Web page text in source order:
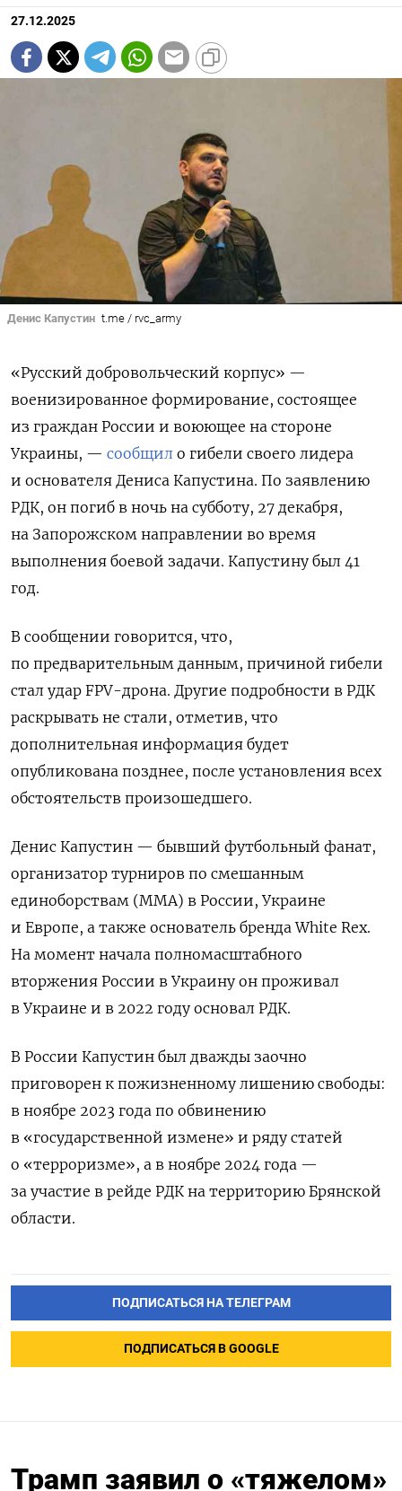
27.12.2025
Денис Капустин t.me / rvc_army
«Русский добровольческий корпус» —
военизированное формирование, состоящее
из граждан России и воюющее на стороне
Украины, — сообщил о гибели своего лидера
и основателя Дениса Капустина. По заявлению
РДК, он погиб в ночь на субботу, 27 декабря,
на Запорожском направлении во время
выполнения боевой задачи. Капустину был 41
год.
В сообщении говорится, что,
по предварительным данным, причиной гибели
стал удар FPV-дрона. Другие подробности в РДК
раскрывать не стали, отметив, что
дополнительная информация будет
опубликована позднее, после установления всех
обстоятельств произошедшего.
Денис Капустин — бывший футбольный фанат,
организатор турниров по смешанным
единоборствам (ММА) в России, Украине
и Европе, а также основатель бренда White Rex.
На момент начала полномасштабного
вторжения России в Украину он проживал
в Украине и в 2022 году основал РДК.
В России Капустин был дважды заочно
приговорен к пожизненному лишению свободы:
в ноябре 2023 года по обвинению
в «государственной измене» и ряду статей
о «терроризме», а в ноябре 2024 года —
за участие в рейде РДК на территорию Брянской
области.
ПОДПИСАТЬСЯ НА ТЕЛЕГРАМ
ПОДПИСАТЬСЯ В GOOGLE
Трамп заявил о «тяжелом»